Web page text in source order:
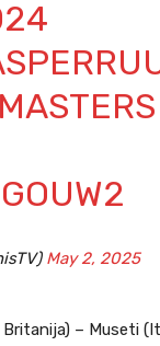
May 2, 2025
– Museti